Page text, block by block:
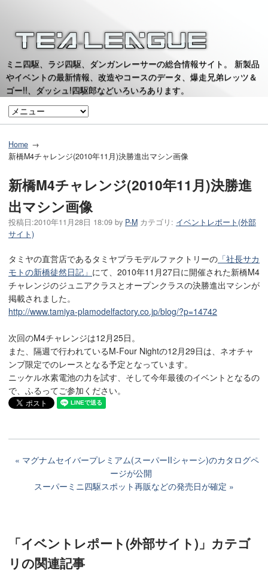
ミニ四駆、ラジ四駆、ダンガンレーサーの総合情報サイト。 新製品
やイベントの最新情報、改造やコースのデータ、爆走兄弟レッツ＆
ゴー!!、ダッシュ!四駆郎などいろいろあります。
Home
新橋M4チャレンジ(2010年11月)決勝進出マシン画像
新橋M4チャレンジ(2010年11月)決勝進
出マシン画像
投稿日:2010年11月28日 18:09 by P-M カテゴリ: イベントレポート(外部
サイト)
タミヤの直営店であるタミヤプラモデルファクトリーの 「社長サカ
モトの新橋徒然日記」 にて、2010年11月27日に開催された新橋M4
チャレンジのジュニアクラスとオープンクラスの決勝進出マシンが
掲載されました。
http://www.tamiya-plamodelfactory.co.jp/blog/?p=14742
次回のM4チャレンジは12月25日。
また、隔週で行われているM-Four Nightの12月29日は、ネオチャ
ンプ限定でのレースとなる予定となっています。
ニッケル水素電池の力を試す、そして今年最後のイベントとなるの
で、ふるってご参加ください。
マグナムセイバープレミアム(スーパーIIシャーシ)のカタログペ
ージが公開
スーパーミニ四駆スポット再販などの発売日が確定
「イベントレポート(外部サイト)」カテゴ
リの関連記事